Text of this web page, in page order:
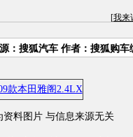
[我来
： 搜狐汽车 作者：搜狐购车
资料图片 与信息来源无关